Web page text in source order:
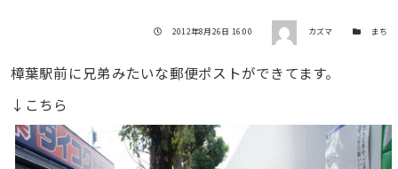
投稿日
2012年8月26日 16:00 著者 カズマ カテゴリー
まち
樟葉駅前に兄弟みたいな郵便ポストができてます。
↓こちら